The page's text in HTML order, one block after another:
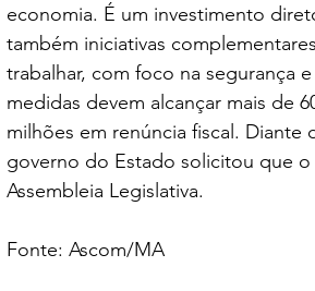
economia. É um investimento
também iniciativas
trabalhar, com foco na segurança
medidas devem alcançar mais de
milhões em renúncia fiscal. Diante
governo do Estado solicitou que
Assembleia Legislativa.
Fonte: Ascom/MA